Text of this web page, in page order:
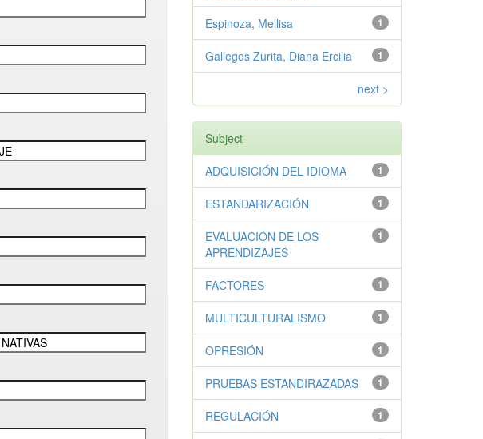
1
Espinoza, Mellisa
1
Gallegos Zurita, Diana Ercilia
next >
Subject
1
ADQUISICIÓN DEL IDIOMA
1
ESTANDARIZACIÓN
1
EVALUACIÓN DE LOS
APRENDIZAJES
1
FACTORES
1
MULTICULTURALISMO
1
OPRESIÓN
1
PRUEBAS ESTANDIRAZADAS
1
REGULACIÓN